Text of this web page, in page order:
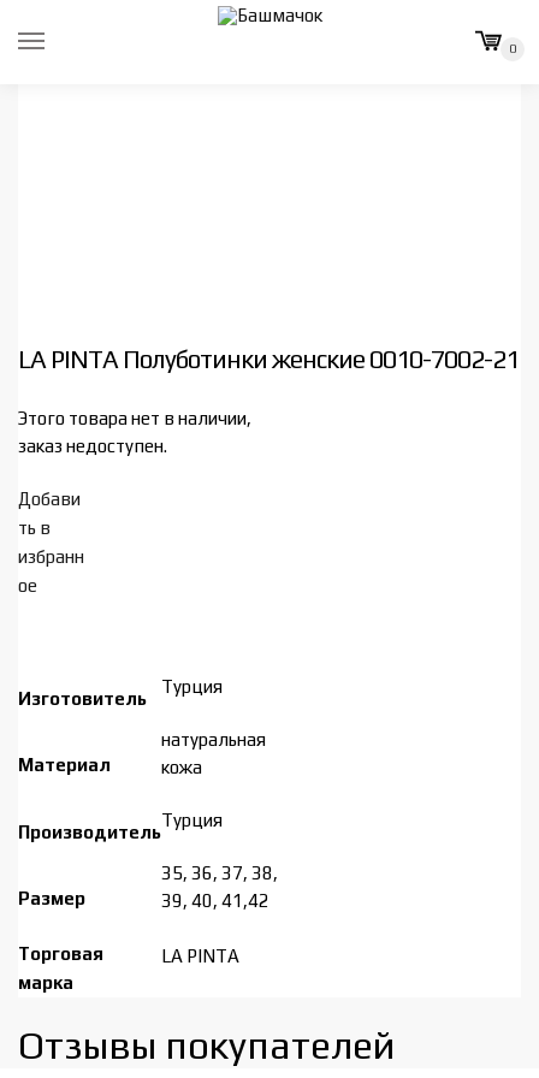
0
LA PINTA Полуботинки женские 0010-7002-21
Этого товара нет в наличии,
заказ недоступен.
Добави
ть в
избранн
ое
Изготовитель
Турция
Материал
натуральная
кожа
Производитель
Турция
Размер
35, 36, 37, 38,
39, 40, 41,42
Торговая
марка
LA PINTA
Отзывы покупателей​